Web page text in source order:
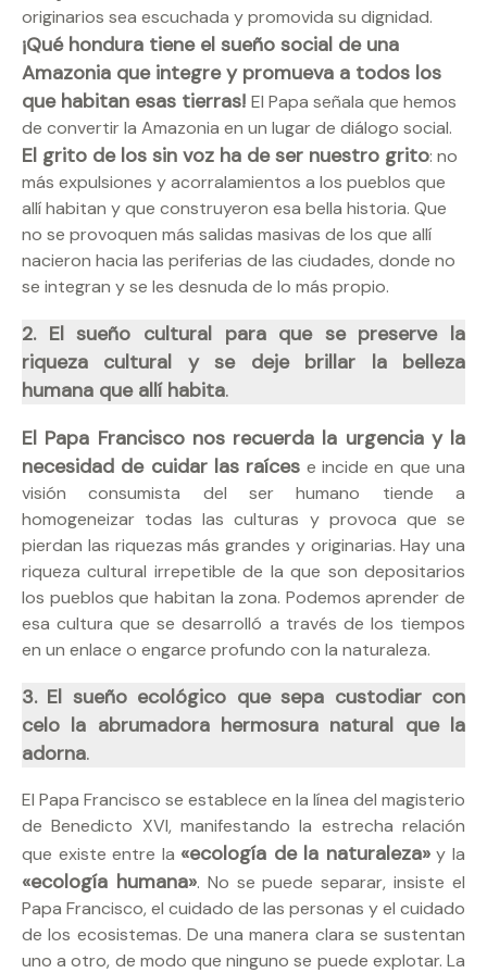
originarios sea escuchada y promovida su dignidad.
¡Qué hondura tiene el sueño social de una
Amazonia que integre y promueva a todos los
que habitan esas tierras! El Papa señala que hemos
de convertir la Amazonia en un lugar de diálogo social.
El grito de los sin voz ha de ser nuestro grito: no
más expulsiones y acorralamientos a los pueblos que
allí habitan y que construyeron esa bella historia. Que
no se provoquen más salidas masivas de los que allí
nacieron hacia las periferias de las ciudades, donde no
se integran y se les desnuda de lo más propio.
2. El sueño cultural para que se preserve la
riqueza cultural y se deje brillar la belleza
humana que allí habita.
El Papa Francisco nos recuerda la urgencia y la
necesidad de cuidar las raíces e incide en que una
visión consumista del ser humano tiende a
homogeneizar todas las culturas y provoca que se
pierdan las riquezas más grandes y originarias. Hay una
riqueza cultural irrepetible de la que son depositarios
los pueblos que habitan la zona. Podemos aprender de
esa cultura que se desarrolló a través de los tiempos
en un enlace o engarce profundo con la naturaleza.
3. El sueño ecológico que sepa custodiar con
celo la abrumadora hermosura natural que la
adorna.
El Papa Francisco se establece en la línea del magisterio
de Benedicto XVI, manifestando la estrecha relación
que existe entre la «ecología de la naturaleza»y la
«ecología humana». No se puede separar, insiste el
Papa Francisco, el cuidado de las personas y el cuidado
de los ecosistemas. De una manera clara se sustentan
uno a otro, de modo que ninguno se puede explotar. La